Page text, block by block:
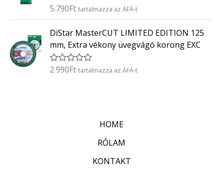
s
:
/
5
É
é
e
l
é
s
5.790Ft tartalmazza az ÁFÁ-t
DiStar MasterCUT LIMITED EDITION 125
mm, Extra vékony üvegvágó korong EXC
É
2.990Ft tartalmazza az ÁFÁ-t
HOME
RÓLAM
KONTAKT